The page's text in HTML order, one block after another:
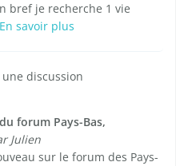
bref je recherche 1 vie
En savoir plus
discussion
forum Pays-Bas,
Julien
sur le forum des Pays-